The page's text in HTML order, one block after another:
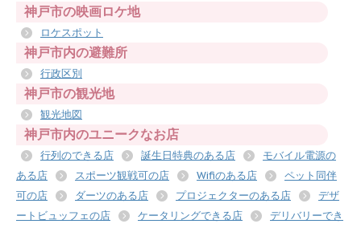
神戸市の映画ロケ地
ロケスポット
神戸市内の避難所
行政区別
神戸市の観光地
観光地図
神戸市内のユニークなお店
行列のできる店 誕生日特典のある店
モバイル電源の
ある店
スポーツ観戦可の店 Wifiのある店
ペット同伴
可の店
ダーツのある店 プロジェクターのある店
デザ
ートビュッフェの店
ケータリングできる店
デリバリーでき